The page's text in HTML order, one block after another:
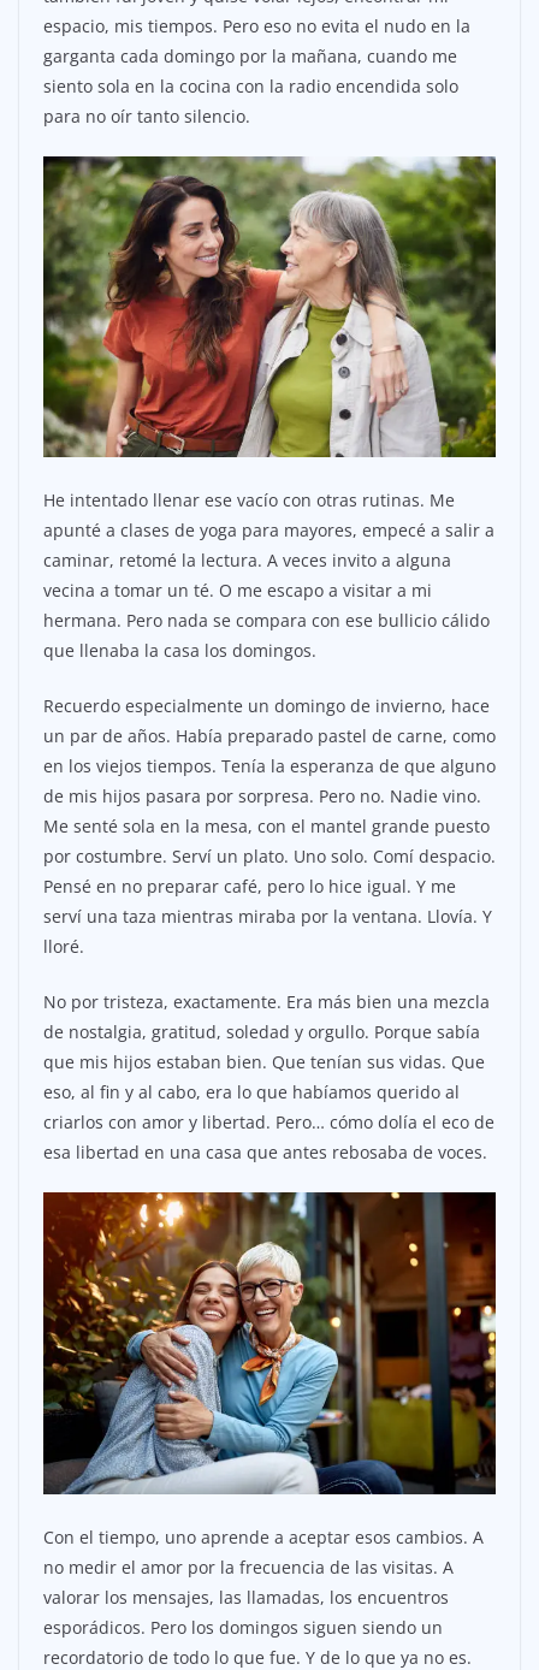
espacio, mis tiempos. Pero eso no evita el nudo en la
garganta cada domingo por la mañana, cuando me
siento sola en la cocina con la radio encendida solo
para no oír tanto silencio.
He intentado llenar ese vacío con otras rutinas. Me
apunté a clases de yoga para mayores, empecé a salir a
caminar, retomé la lectura. A veces invito a alguna
vecina a tomar un té. O me escapo a visitar a mi
hermana. Pero nada se compara con ese bullicio cálido
que llenaba la casa los domingos.
Recuerdo especialmente un domingo de invierno, hace
un par de años. Había preparado pastel de carne, como
en los viejos tiempos. Tenía la esperanza de que alguno
de mis hijos pasara por sorpresa. Pero no. Nadie vino.
Me senté sola en la mesa, con el mantel grande puesto
por costumbre. Serví un plato. Uno solo. Comí despacio.
Pensé en no preparar café, pero lo hice igual. Y me
serví una taza mientras miraba por la ventana. Llovía. Y
lloré.
No por tristeza, exactamente. Era más bien una mezcla
de nostalgia, gratitud, soledad y orgullo. Porque sabía
que mis hijos estaban bien. Que tenían sus vidas. Que
eso, al fin y al cabo, era lo que habíamos querido al
criarlos con amor y libertad. Pero… cómo dolía el eco de
esa libertad en una casa que antes rebosaba de voces.
Con el tiempo, uno aprende a aceptar esos cambios. A
no medir el amor por la frecuencia de las visitas. A
valorar los mensajes, las llamadas, los encuentros
esporádicos. Pero los domingos siguen siendo un
recordatorio de todo lo que fue. Y de lo que ya no es.